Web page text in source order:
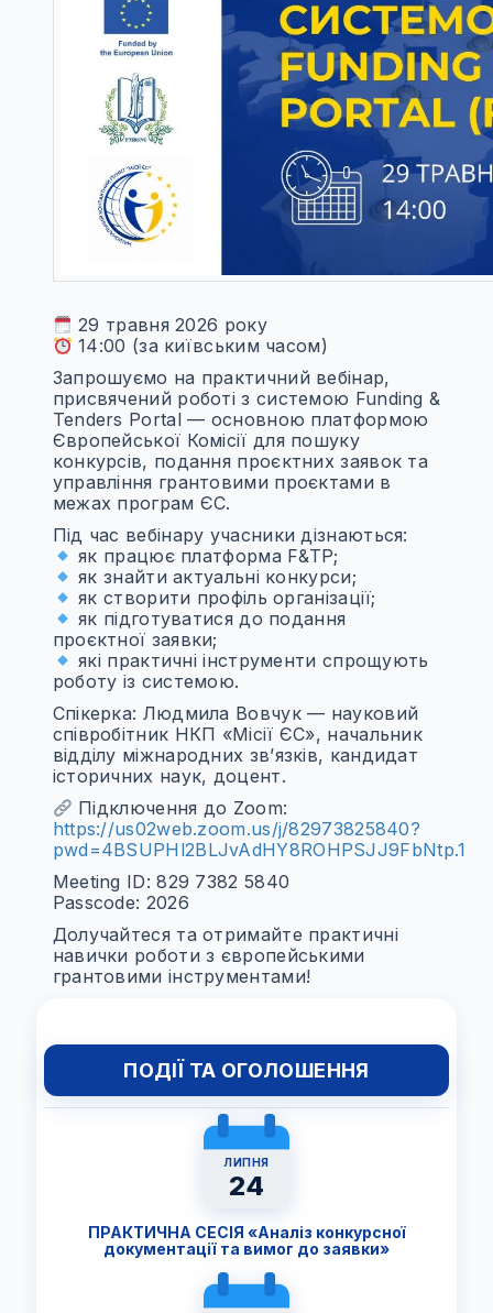
29 травня 2026 року
14:00 (за київським часом)
Запрошуємо на практичний вебінар,
присвячений роботі з системою Funding &
Tenders Portal — основною платформою
Європейської Комісії для пошуку
конкурсів, подання проєктних заявок та
управління грантовими проєктами в
межах програм ЄС.
Під час вебінару учасники дізнаються:
як працює платформа F&TP;
як знайти актуальні конкурси;
як створити профіль організації;
як підготуватися до подання
проєктної заявки;
які практичні інструменти спрощують
роботу із системою.
Спікерка: Людмила Вовчук — науковий
співробітник НКП «Місії ЄС», начальник
відділу міжнародних зв’язків, кандидат
історичних наук, доцент.
Підключення до Zoom:
https://us02web.zoom.us/j/82973825840?
pwd=4BSUPHl2BLJvAdHY8ROHPSJJ9FbNtp.1
Meeting ID: 829 7382 5840
Passcode: 2026
Долучайтеся та отримайте практичні
навички роботи з європейськими
грантовими інструментами!
ПОДІЇ ТА ОГОЛОШЕННЯ
ЛИПНЯ
24
ПРАКТИЧНА СЕСІЯ «Аналіз конкурсної
документації та вимог до заявки»